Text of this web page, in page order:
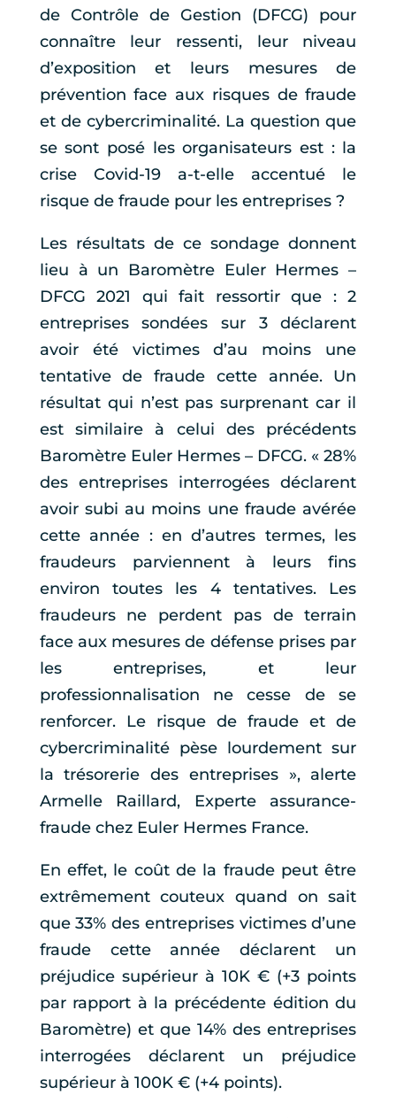
de Contrôle de Gestion (DFCG) pour
connaître leur ressenti, leur niveau
d’exposition et leurs mesures de
prévention face aux risques de fraude
et de cybercriminalité. La question que
se sont posé les organisateurs est : la
crise Covid-19 a-t-elle accentué le
risque de fraude pour les entreprises ?
Les résultats de ce sondage donnent
lieu à un Baromètre Euler Hermes –
DFCG 2021 qui fait ressortir que : 2
entreprises sondées sur 3 déclarent
avoir été victimes d’au moins une
tentative de fraude cette année. Un
résultat qui n’est pas surprenant car il
est similaire à celui des précédents
Baromètre Euler Hermes – DFCG. « 28%
des entreprises interrogées déclarent
avoir subi au moins une fraude avérée
cette année : en d’autres termes, les
fraudeurs parviennent à leurs fins
environ toutes les 4 tentatives. Les
fraudeurs ne perdent pas de terrain
face aux mesures de défense prises par
les entreprises, et leur
professionnalisation ne cesse de se
renforcer. Le risque de fraude et de
cybercriminalité pèse lourdement sur
la trésorerie des entreprises », alerte
Armelle Raillard, Experte assurance-
fraude chez Euler Hermes France.
En effet, le coût de la fraude peut être
extrêmement couteux quand on sait
que 33% des entreprises victimes d’une
fraude cette année déclarent un
préjudice supérieur à 10K € (+3 points
par rapport à la précédente édition du
Baromètre) et que 14% des entreprises
interrogées déclarent un préjudice
supérieur à 100K € (+4 points).